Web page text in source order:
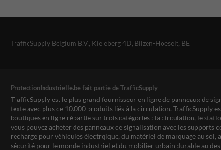
TrafficSupply Belgium B.V., Kieleberg 4D, Bilzen-Hoeselt, BE
ProtectionIndustrielle.be fait partie de TrafficSupply
TrafficSupply est le plus grand fournisseur en ligne de panneaux de
texte avec plus de 10.000 produits liés à la circulation. TrafficSupply
boutiques en ligne répartie sur trois catégories : la circulation, le
vous pouvez acheter des panneaux de signalisation avec les supports
recharge pour véhicules électrqique, du matériel de marquage au sol,
sécurité pour le monde industriel et du mobilier urbain durable au